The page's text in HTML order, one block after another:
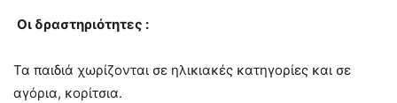
Οι δραστηριότητες :
Τα παιδιά χωρίζονται σε ηλικιακές κατηγορίες και σε
αγόρια, κορίτσια.